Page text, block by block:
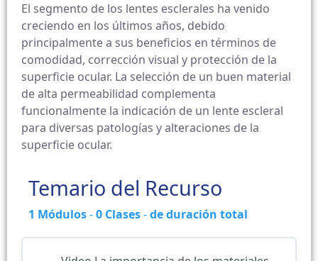
El segmento de los lentes esclerales ha venido
creciendo en los últimos años, debido
principalmente a sus beneficios en términos de
comodidad, corrección visual y protección de la
superficie ocular. La selección de un buen material
de alta permeabilidad complementa
funcionalmente la indicación de un lente escleral
para diversas patologías y alteraciones de la
superficie ocular.
Temario del Recurso
1 Módulos-0 Clases-de duración total